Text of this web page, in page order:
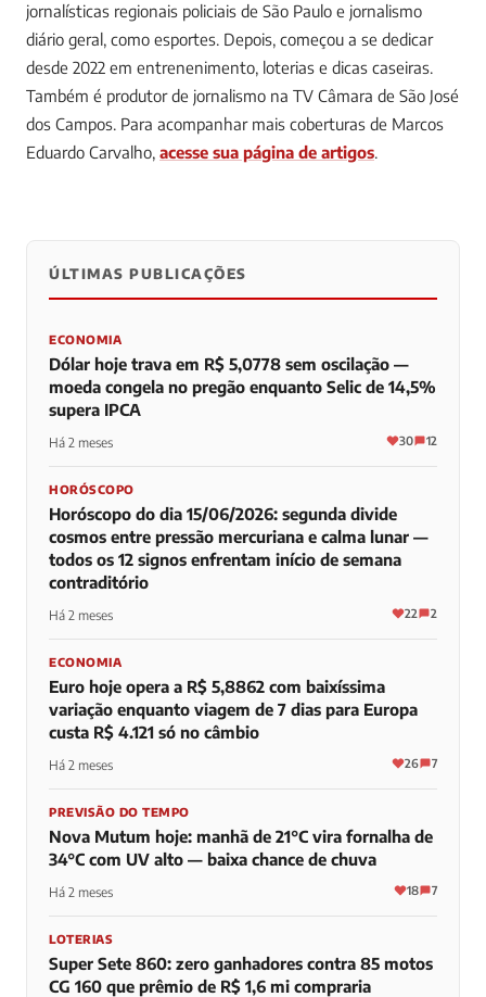
jornalísticas regionais policiais de São Paulo e jornalismo
diário geral, como esportes. Depois, começou a se dedicar
desde 2022 em entrenenimento, loterias e dicas caseiras.
Também é produtor de jornalismo na TV Câmara de São José
dos Campos. Para acompanhar mais coberturas de Marcos
Eduardo Carvalho, acesse sua página de artigos.
0 0 0
ÚLTIMAS PUBLICAÇÕES
ECONOMIA
Dólar hoje trava em R$ 5,0778 sem oscilação —
moeda congela no pregão enquanto Selic de 14,5%
supera IPCA
Há 2 meses 30 12
HORÓSCOPO
Horóscopo do dia 15/06/2026: segunda divide
cosmos entre pressão mercuriana e calma lunar —
todos os 12 signos enfrentam início de semana
contraditório
Há 2 meses 22 2
ECONOMIA
Euro hoje opera a R$ 5,8862 com baixíssima
variação enquanto viagem de 7 dias para Europa
custa R$ 4.121 só no câmbio
Há 2 meses 26 7
PREVISÃO DO TEMPO
Nova Mutum hoje: manhã de 21°C vira fornalha de
34°C com UV alto — baixa chance de chuva
Há 2 meses 18 7
LOTERIAS
Super Sete 860: zero ganhadores contra 85 motos
CG 160 que prêmio de R$ 1,6 mi compraria